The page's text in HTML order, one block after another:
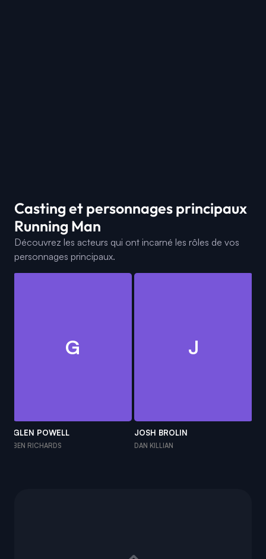
Casting et personnages principaux
Running Man
Découvrez les acteurs qui ont incarné les rôles de vos
personnages principaux.
G
GLEN POWELL
BEN RICHARDS
J
JOSH BROLIN
DAN KILLIAN